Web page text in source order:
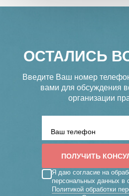
ОСТАЛИСЬ
Введите Ваш номер
вами для обсуждения
организации
Я даю согласие на
персональных данных в
Политикой обработки